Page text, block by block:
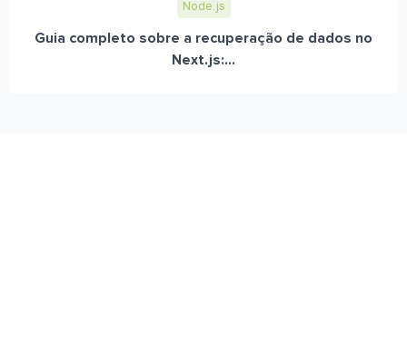
Node.js
Guia completo sobre a recuperação de dados no
Next.js:...